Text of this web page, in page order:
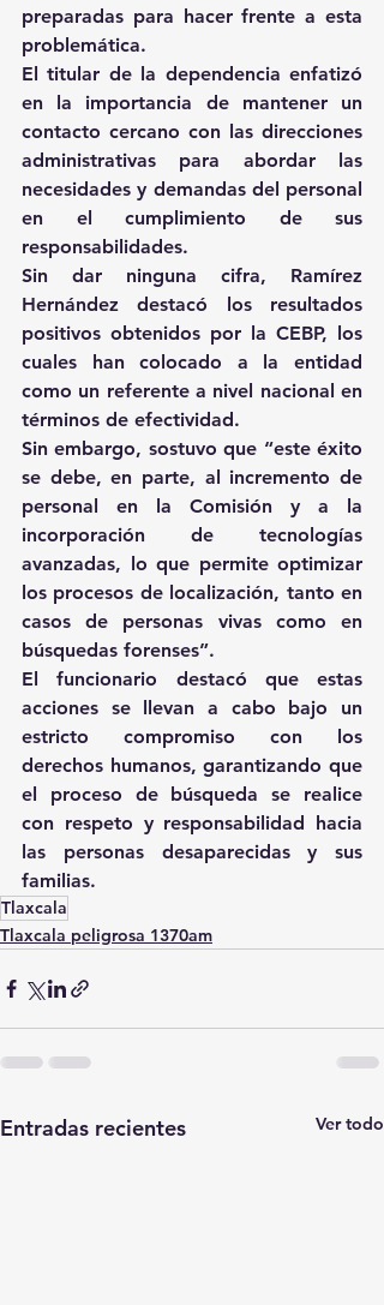
preparadas para hacer frente a esta
problemática.
El titular de la dependencia enfatizó
en la importancia de mantener un
contacto cercano con las direcciones
administrativas para abordar las
necesidades y demandas del personal
en el cumplimiento de sus
responsabilidades.
Sin dar ninguna cifra, Ramírez
Hernández destacó los resultados
positivos obtenidos por la CEBP, los
cuales han colocado a la entidad
como un referente a nivel nacional en
términos de efectividad.
Sin embargo, sostuvo que “este éxito
se debe, en parte, al incremento de
personal en la Comisión y a la
incorporación de tecnologías
avanzadas, lo que permite optimizar
los procesos de localización, tanto en
casos de personas vivas como en
búsquedas forenses”.
El funcionario destacó que estas
acciones se llevan a cabo bajo un
estricto compromiso con los
derechos humanos, garantizando que
el proceso de búsqueda se realice
con respeto y responsabilidad hacia
las personas desaparecidas y sus
familias.
Tlaxcala
Tlaxcala peligrosa 1370am
Entradas recientes Ver todo